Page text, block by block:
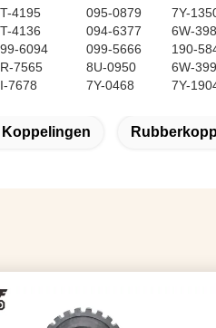
4195 095-0879
7Y-
4136 094-6377
6W-
6094 099-5666
190-
7565 8U-0950
6W-
7678 7Y-0468 7Y-
Koppelingen